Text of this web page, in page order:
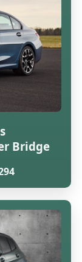
Bridge